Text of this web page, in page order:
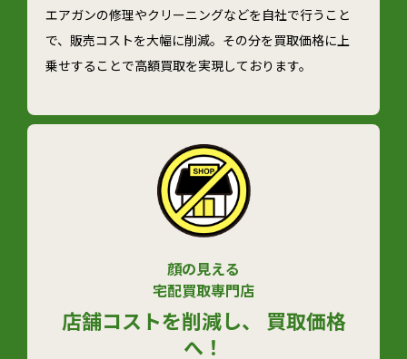
エアガンの修理やクリーニングなどを自社で行うこと
で、販売コストを大幅に削減。その分を買取価格に上
乗せすることで高額買取を実現しております。
顔の見える
宅配買取専門店
店舗コストを削減し、 買取価格
へ！